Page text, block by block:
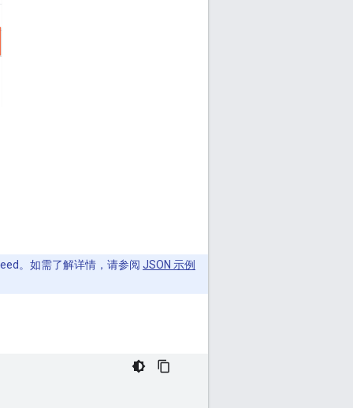
。如需了解详情，请参阅 JSON 示例